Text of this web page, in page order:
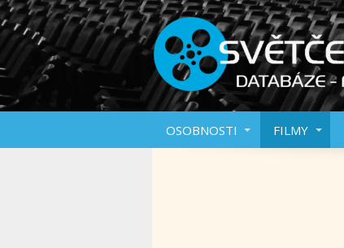
OSOBNOSTI FILMY